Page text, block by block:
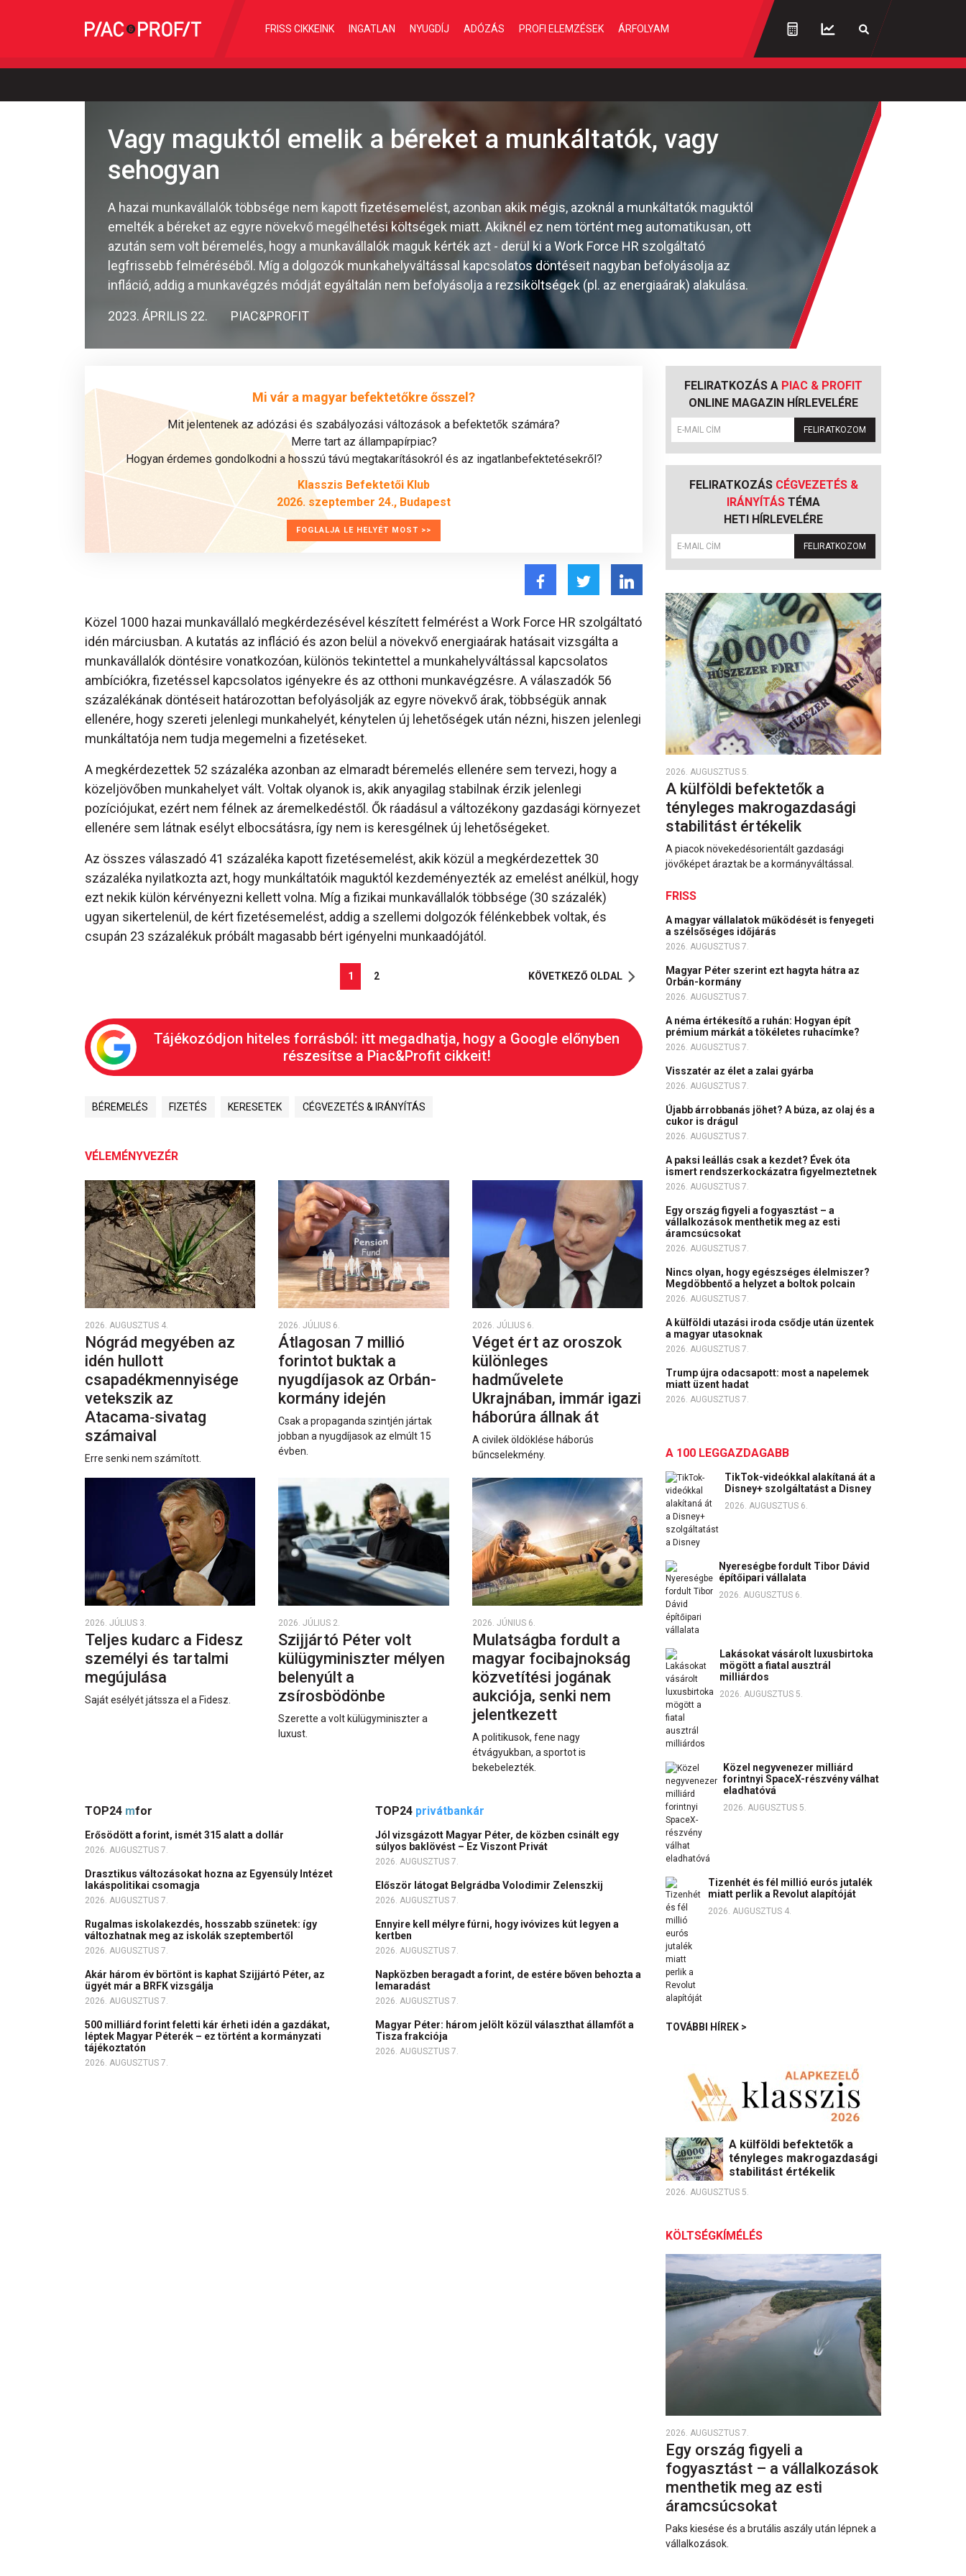
FRISS CIKKEINK INGATLAN NYUGDÍJ ADÓZÁS PROFI ELEMZÉSEK ÁRFOLYAM
Vagy maguktól emelik a béreket a munkáltatók, vagy
sehogyan
A hazai munkavállalók többsége nem kapott fizetésemelést, azonban akik mégis, azoknál a munkáltatók maguktól
emelték a béreket az egyre növekvő megélhetési költségek miatt. Akiknél ez nem történt meg automatikusan, ott
azután sem volt béremelés, hogy a munkavállalók maguk kérték azt - derül ki a Work Force HR szolgáltató
legfrissebb felméréséből. Míg a dolgozók munkahelyváltással kapcsolatos döntéseit nagyban befolyásolja az
infláció, addig a munkavégzés módját egyáltalán nem befolyásolja a rezsiköltségek (pl. az energiaárak) alakulása.
2023. ÁPRILIS 22. PIAC&PROFIT
Mi vár a magyar befektetőkre ősszel?
Mit jelentenek az adózási és szabályozási változások a befektetők számára?
Merre tart az állampapírpiac?
Hogyan érdemes gondolkodni a hosszú távú megtakarításokról és az ingatlanbefektetésekről?
Klasszis Befektetői Klub
2026. szeptember 24., Budapest
FOGLALJA LE HELYÉT MOST >>
Közel 1000 hazai munkavállaló megkérdezésével készített felmérést a Work Force HR szolgáltató
idén márciusban. A kutatás az infláció és azon belül a növekvő energiaárak hatásait vizsgálta a
munkavállalók döntésire vonatkozóan, különös tekintettel a munkahelyváltással kapcsolatos
ambíciókra, fizetéssel kapcsolatos igényekre és az otthoni munkavégzésre. A válaszadók 56
százalékának döntéseit határozottan befolyásolják az egyre növekvő árak, többségük annak
ellenére, hogy szereti jelenlegi munkahelyét, kénytelen új lehetőségek után nézni, hiszen jelenlegi
munkáltatója nem tudja megemelni a fizetéseket.
A megkérdezettek 52 százaléka azonban az elmaradt béremelés ellenére sem tervezi, hogy a
közeljövőben munkahelyet vált. Voltak olyanok is, akik anyagilag stabilnak érzik jelenlegi
pozíciójukat, ezért nem félnek az áremelkedéstől. Ők ráadásul a változékony gazdasági környezet
ellenére sem látnak esélyt elbocsátásra, így nem is keresgélnek új lehetőségeket.
Az összes válaszadó 41 százaléka kapott fizetésemelést, akik közül a megkérdezettek 30
százaléka nyilatkozta azt, hogy munkáltatóik maguktól kezdeményezték az emelést anélkül, hogy
ezt nekik külön kérvényezni kellett volna. Míg a fizikai munkavállalók többsége (30 százalék)
ugyan sikertelenül, de kért fizetésemelést, addig a szellemi dolgozók félénkebbek voltak, és
csupán 23 százalékuk próbált magasabb bért igényelni munkaadójától.
1 2 KÖVETKEZŐ OLDAL
Tájékozódjon hiteles forrásból: itt megadhatja, hogy a Google előnyben
részesítse a Piac&Profit cikkeit!
BÉREMELÉS FIZETÉS KERESETEK CÉGVEZETÉS & IRÁNYÍTÁS
VÉLEMÉNYVEZÉR
2026. AUGUSZTUS 4.
Nógrád megyében az
idén hullott
csapadékmennyisége
vetekszik az
Atacama‑sivatag
számaival
Erre senki nem számított.
2026. JÚLIUS 6.
Átlagosan 7 millió
forintot buktak a
nyugdíjasok az Orbán-
kormány idején
Csak a propaganda szintjén jártak
jobban a nyugdíjasok az elmúlt 15
évben.
2026. JÚLIUS 6.
Véget ért az oroszok
különleges
hadművelete
Ukrajnában, immár igazi
háborúra állnak át
A civilek öldöklése háborús
bűncselekmény.
2026. JÚLIUS 3.
Teljes kudarc a Fidesz
személyi és tartalmi
megújulása
Saját esélyét játssza el a Fidesz.
2026. JÚLIUS 2.
Szijjártó Péter volt
külügyminiszter mélyen
belenyúlt a
zsírosbödönbe
Szerette a volt külügyminiszter a
luxust.
2026. JÚNIUS 6.
Mulatságba fordult a
magyar focibajnokság
közvetítési jogának
aukciója, senki nem
jelentkezett
A politikusok, fene nagy
étvágyukban, a sportot is
bekebelezték.
TOP24 mfor
Erősödött a forint, ismét 315 alatt a dollár
2026. AUGUSZTUS 7.
Drasztikus változásokat hozna az Egyensúly Intézet
lakáspolitikai csomagja
2026. AUGUSZTUS 7.
Rugalmas iskolakezdés, hosszabb szünetek: így
változhatnak meg az iskolák szeptembertől
2026. AUGUSZTUS 7.
Akár három év börtönt is kaphat Szijjártó Péter, az
ügyét már a BRFK vizsgálja
2026. AUGUSZTUS 7.
500 milliárd forint feletti kár érheti idén a gazdákat,
léptek Magyar Péterék – ez történt a kormányzati
tájékoztatón
2026. AUGUSZTUS 7.
TOP24 privátbankár
Jól vizsgázott Magyar Péter, de közben csinált egy
súlyos baklövést – Ez Viszont Privát
2026. AUGUSZTUS 7.
Először látogat Belgrádba Volodimir Zelenszkij
2026. AUGUSZTUS 7.
Ennyire kell mélyre fúrni, hogy ivóvizes kút legyen a
kertben
2026. AUGUSZTUS 7.
Napközben beragadt a forint, de estére bőven behozta a
lemaradást
2026. AUGUSZTUS 7.
Magyar Péter: három jelölt közül választhat államfőt a
Tisza frakciója
2026. AUGUSZTUS 7.
FELIRATKOZÁS A PIAC & PROFIT
ONLINE MAGAZIN HÍRLEVELÉRE
FELIRATKOZOM
FELIRATKOZÁS CÉGVEZETÉS &
IRÁNYÍTÁS TÉMA
HETI HÍRLEVELÉRE
FELIRATKOZOM
2026. AUGUSZTUS 5.
A külföldi befektetők a
tényleges makrogazdasági
stabilitást értékelik
A piacok növekedésorientált gazdasági
jövőképet áraztak be a kormányváltással.
FRISS
A magyar vállalatok működését is fenyegeti
a szélsőséges időjárás
2026. AUGUSZTUS 7.
Magyar Péter szerint ezt hagyta hátra az
Orbán-kormány
2026. AUGUSZTUS 7.
A néma értékesítő a ruhán: Hogyan épít
prémium márkát a tökéletes ruhacímke?
2026. AUGUSZTUS 7.
Visszatér az élet a zalai gyárba
2026. AUGUSZTUS 7.
Újabb árrobbanás jöhet? A búza, az olaj és a
cukor is drágul
2026. AUGUSZTUS 7.
A paksi leállás csak a kezdet? Évek óta
ismert rendszerkockázatra figyelmeztetnek
2026. AUGUSZTUS 7.
Egy ország figyeli a fogyasztást – a
vállalkozások menthetik meg az esti
áramcsúcsokat
2026. AUGUSZTUS 7.
Nincs olyan, hogy egészséges élelmiszer?
Megdöbbentő a helyzet a boltok polcain
2026. AUGUSZTUS 7.
A külföldi utazási iroda csődje után üzentek
a magyar utasoknak
2026. AUGUSZTUS 7.
Trump újra odacsapott: most a napelemek
miatt üzent hadat
2026. AUGUSZTUS 7.
A 100 LEGGAZDAGABB
TikTok-videókkal alakítaná át a
Disney+ szolgáltatást a Disney
2026. AUGUSZTUS 6.
Nyereségbe fordult Tibor Dávid
építőipari vállalata
2026. AUGUSZTUS 6.
Lakásokat vásárolt luxusbirtoka
mögött a fiatal ausztrál
milliárdos
2026. AUGUSZTUS 5.
Közel negyvenezer milliárd
forintnyi SpaceX-részvény válhat
eladhatóvá
2026. AUGUSZTUS 5.
Tizenhét és fél millió eurós jutalék
miatt perlik a Revolut alapítóját
2026. AUGUSZTUS 4.
TOVÁBBI HÍREK >
A külföldi befektetők a
tényleges makrogazdasági
stabilitást értékelik
2026. AUGUSZTUS 5.
KÖLTSÉGKÍMÉLÉS
2026. AUGUSZTUS 7.
Egy ország figyeli a
fogyasztást – a vállalkozások
menthetik meg az esti
áramcsúcsokat
Paks kiesése és a brutális aszály után lépnek a
vállalkozások.